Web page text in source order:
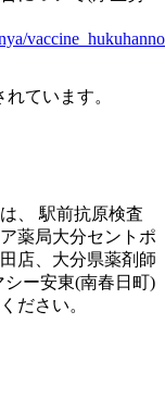
ています。
、
駅前抗原検査
薬局大分セントポ
店、大分県薬剤師
シー安東(南春日町)
ださい。